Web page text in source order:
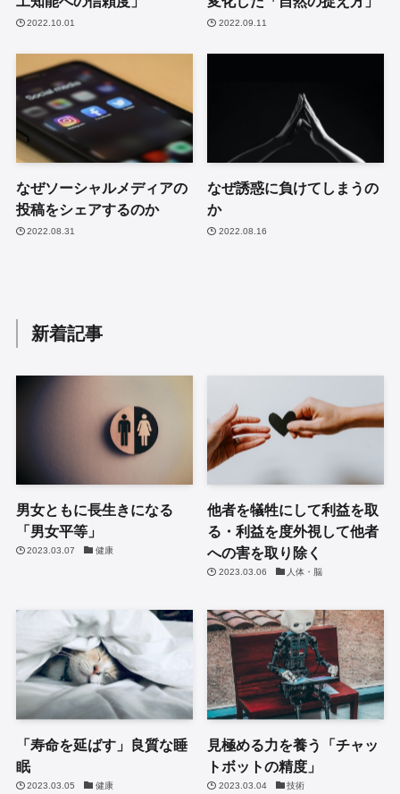
2022.10.01 2022.09.11
なぜソーシャルメディアの
投稿をシェアするのか
2022.08.31
なぜ誘惑に負けてしまうの
か
2022.08.16
新着記事
男女ともに長生きになる
「男女平等」
2023.03.07 健康
他者を犠牲にして利益を取
る・利益を度外視して他者
への害を取り除く
2023.03.06 人体・脳
「寿命を延ばす」良質な睡
眠
2023.03.05 健康
見極める力を養う「チャッ
トボットの精度」
2023.03.04 技術